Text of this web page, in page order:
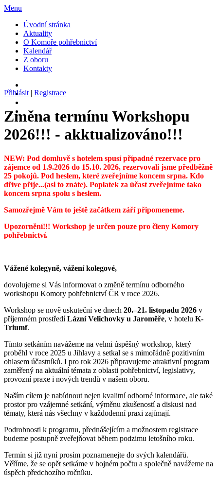
Menu
Úvodní stránka
Aktuality
O Komoře pohřebnictví
Kalendář
Z oboru
Kontakty
Přihlásit | Registrace
Změna termínu Workshopu
2026!!! - akktualizováno!!!
NEW: Pod domluvě s hotelem spusí případné rezervace pro
zájemce od 1.9.2026 do 15.10. 2026, rezervovali jsme předběžně
25 pokojů. Pod heslem, které zveřejníme koncem srpna. Kdo
dříve příje...(asi to znáte). Poplatek za účast zveřejníme tako
koncem srpna spolu s heslem.
Samozřejmě Vám to ještě začátkem září připomeneme.
Upozornění!!! Workshop je určen pouze pro členy Komory
pohřebnictví.
Vážené kolegyně, vážení kolegové,
dovolujeme si Vás informovat o změně termínu odborného
workshopu Komory pohřebnictví ČR v roce 2026.
Workshop se nově uskuteční ve dnech 20.–21. listopadu 2026 v
příjemném prostředíLázní Velichovky u Jaroměře, v hotelu K-
Triumf.
Tímto setkáním navážeme na velmi úspěšný workshop, který
proběhl v roce 2025 u Jihlavy a setkal se s mimořádně pozitivním
ohlasem účastníků. I pro rok 2026 připravujeme atraktivní program
zaměřený na aktuální témata z oblasti pohřebnictví, legislativy,
provozní praxe i nových trendů v našem oboru.
Naším cílem je nabídnout nejen kvalitní odborné informace, ale také
prostor pro vzájemné setkání, výměnu zkušeností a diskusi nad
tématy, která nás všechny v každodenní praxi zajímají.
Podrobnosti k programu, přednášejícím a možnostem registrace
budeme postupně zveřejňovat během podzimu letošního roku.
Termín si již nyní prosím poznamenejte do svých kalendářů.
Věříme, že se opět setkáme v hojném počtu a společně navážeme na
úspěch předchozího ročníku.